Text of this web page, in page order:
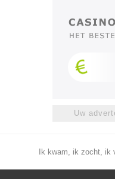
Uw
Ik kwam, ik zocht, ik